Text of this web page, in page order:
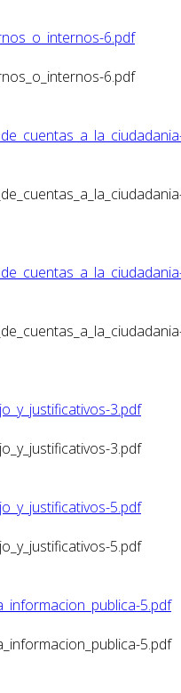
6.pdf
6.pdf
3.pdf
3.pdf
5.pdf
5.pdf
5.pdf
5.pdf